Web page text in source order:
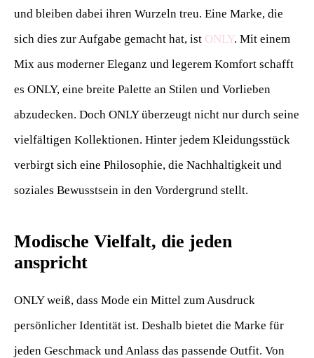
und bleiben dabei ihren Wurzeln treu. Eine Marke, die
sich dies zur Aufgabe gemacht hat, ist ONLY. Mit einem
Mix aus moderner Eleganz und legerem Komfort schafft
es ONLY, eine breite Palette an Stilen und Vorlieben
abzudecken. Doch ONLY überzeugt nicht nur durch seine
vielfältigen Kollektionen. Hinter jedem Kleidungsstück
verbirgt sich eine Philosophie, die Nachhaltigkeit und
soziales Bewusstsein in den Vordergrund stellt.
Modische Vielfalt, die jeden
anspricht
ONLY weiß, dass Mode ein Mittel zum Ausdruck
persönlicher Identität ist. Deshalb bietet die Marke für
jeden Geschmack und Anlass das passende Outfit. Von